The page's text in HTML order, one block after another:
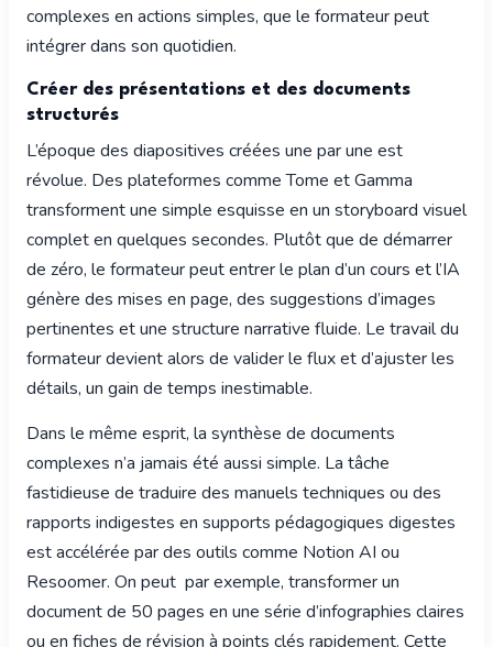
complexes en actions simples, que le formateur peut
intégrer dans son quotidien.
Créer des présentations et des documents
structurés
L’époque des diapositives créées une par une est
révolue. Des plateformes comme Tome et Gamma
transforment une simple esquisse en un storyboard visuel
complet en quelques secondes. Plutôt que de démarrer
de zéro, le formateur peut entrer le plan d’un cours et l’IA
génère des mises en page, des suggestions d’images
pertinentes et une structure narrative fluide. Le travail du
formateur devient alors de valider le flux et d’ajuster les
détails, un gain de temps inestimable.
Dans le même esprit, la synthèse de documents
complexes n’a jamais été aussi simple. La tâche
fastidieuse de traduire des manuels techniques ou des
rapports indigestes en supports pédagogiques digestes
est accélérée par des outils comme Notion AI ou
Resoomer. On peut par exemple, transformer un
document de 50 pages en une série d’infographies claires
ou en fiches de révision à points clés rapidement. Cette